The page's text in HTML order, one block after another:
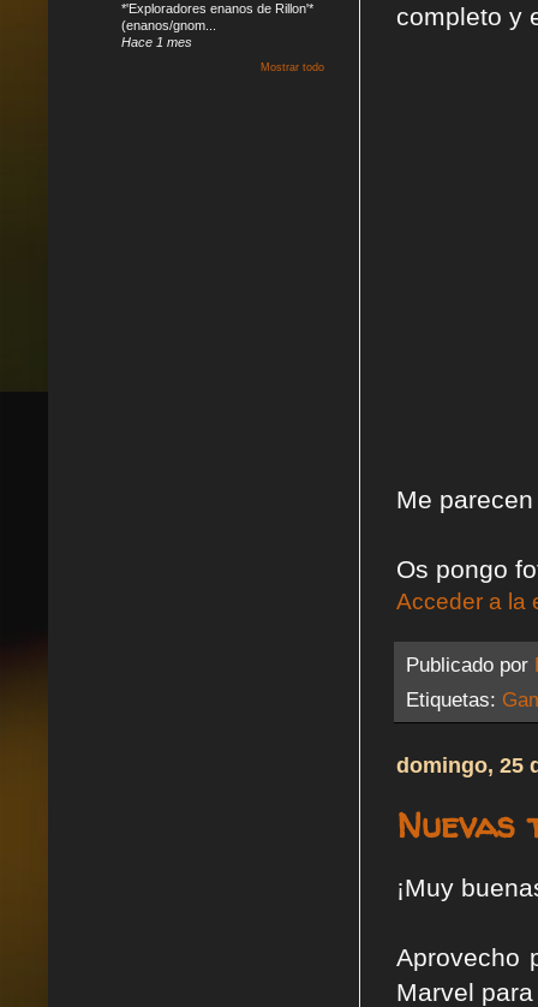
completo y
Me
Os pongo
Acceder a la
Publicado por
Etiquetas:
domingo, 25
¡Muy
Aprovecho
Marvel
*'Exploradores enanos de Rillon'*
(enanos/gnom...
Hace 1 mes
Mostrar todo